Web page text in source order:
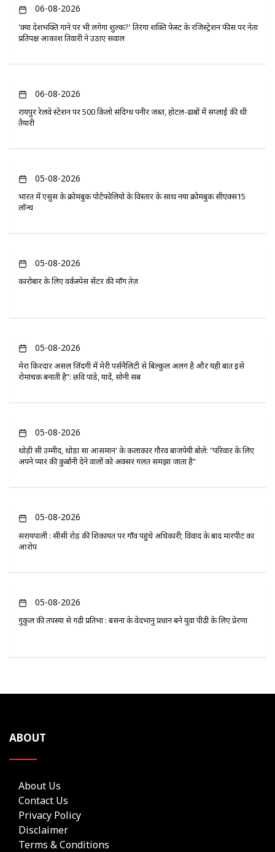
06-08-2026
'क्या देशभक्ति गाने पर भी लगेगा शुल्क?' तिरंगा शक्ति फेस्ट के रजिस्ट्रेशन फीस पर नेता
प्रतिपक्ष आकाश तिवारी ने उठाए सवाल
06-08-2026
रायपुर रेलवे स्टेशन पर 500 किलो संदिग्ध पनीर जब्त, होटल-ढाबों में सप्लाई की थी
तैयारी
05-08-2026
भारत में एसुस के क्रोमबुक पोर्टफोलियो के विस्तार के साथ नया क्रोमबुक सीएक्स15
लॉन्च
05-08-2026
कारोबार के लिए वर्कस्पेस सेंटर की माँग तेज़
05-08-2026
मेरा किरदार असल ज़िंदगी में मेरी पर्सनैलिटी से बिल्कुल अलग है और यही बात इसे
रोमांचक बनाती है”: छवि पांडे, यादें, सोनी सब
05-08-2026
थोड़ी सी उम्मीद, थोड़ा सा आसमान' के कलाकार गौरव बाजपेयी बोले: "परिवार के लिए
अपने प्यार की कुर्बानी देने वालों को अक्सर गलत समझा जाता है"
05-08-2026
सरायपाली : सीसी रोड़ की शिकायत पर गाँव पहुंचे अधिकारी; विवाद के बाद मारपीट का
आरोप
05-08-2026
गुरुकुल की तपस्या से गढ़ी प्रतिभा : बसना के वेदभानु प्रधान बने युवा पीढ़ी के लिए प्रेरणा
ABOUT
About Us
Contact Us
Privacy Policy
Disclaimer
Terms & Conditions